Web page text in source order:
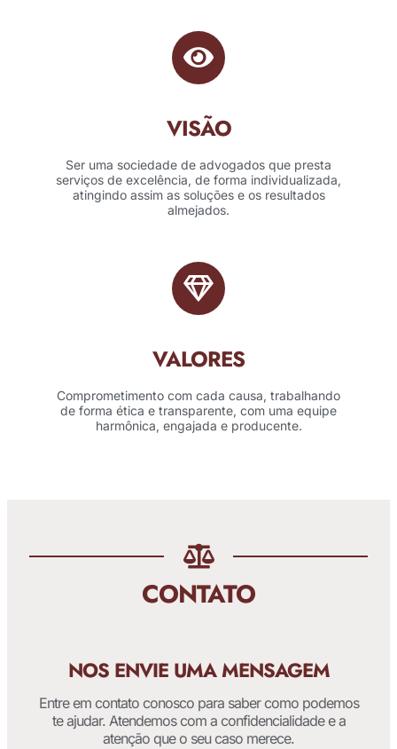
VISÃO
Ser uma sociedade de advogados que presta
serviços de excelência, de forma individualizada,
atingindo assim as soluções e os resultados
almejados.
VALORES
Comprometimento com cada causa, trabalhando
de forma ética e transparente, com uma equipe
harmônica, engajada e producente.
CONTATO
NOS ENVIE UMA MENSAGEM
Entre em contato conosco para saber como podemos
te ajudar. Atendemos com a confidencialidade e a
atenção que o seu caso merece.